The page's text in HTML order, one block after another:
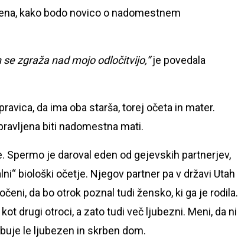
kako bodo novico o nadomestnem
zgraža nad mojo odločitvijo,“je povedala
da ima oba starša, torej očeta in mater.
biti nadomestna mati.
je daroval eden od gejevskih partnerjev,
biološki očetje. Njegov partner pa v državi Utah
da bo otrok poznal tudi žensko, ki ga je rodila.
drugi otroci, a zato tudi več ljubezni. Meni, da ni
le ljubezen in skrben dom.